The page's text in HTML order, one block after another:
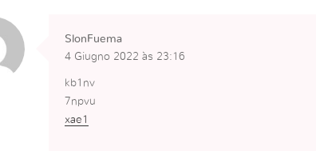
SlonFuema
4 Giugno 2022 às 23:16
kb1nv
7npvu
xae1